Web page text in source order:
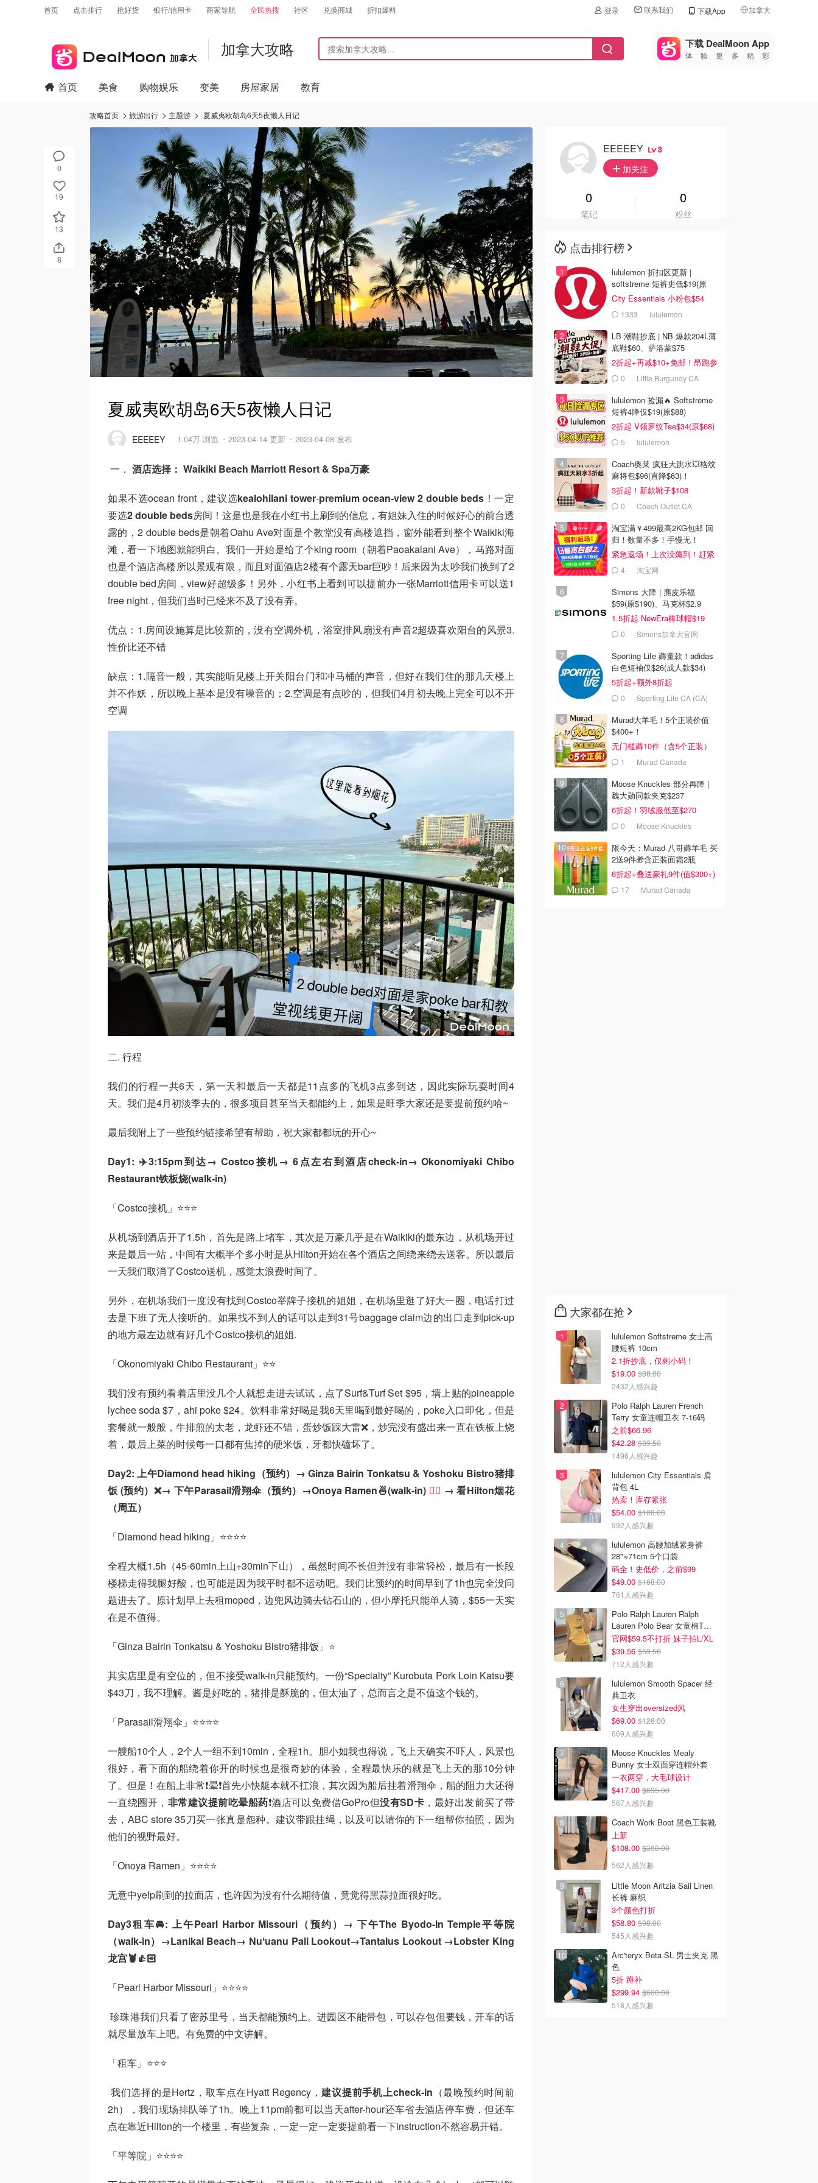
首页 点击排行 抢好货 银行/信用卡 商家导航 全民热搜 社区 兑换商城 折扣爆料 登录 联系我们 下载App 加拿大
🇺🇸
美国
🇨🇳中国
🇮🇹
🇦🇺
加拿大攻略 下载 DealMoon App
体验更多精彩
0
19
13
8
首页 美食 购物娱乐 变美 房屋家居 教育
攻略首页 旅游出行 主题游 夏威夷欧胡岛6天5夜懒人日记
夏威夷欧胡岛6天5夜懒人日记
EEEEEY 1.04万 浏览 2023-04-14 更新 2023-04-08 发布
一． 酒店选择： Waikiki Beach Marriott Resort & Spa万豪
如果不选ocean front，建议选kealohilani tower-premium ocean-view 2 double beds ！一定
要选2 double beds房间！这是也是我在小红书上刷到的信息，有姐妹入住的时候好心的前台透
露的，2 double beds是朝着Oahu Ave对面是个教堂没有高楼遮挡，窗外能看到整个Waikiki海
滩，看一下地图就能明白。我们一开始是给了个king room（朝着Paoakalani Ave），马路对面
也是个酒店高楼所以景观有限，而且对面酒店2楼有个露天bar巨吵！后来因为太吵我们换到了2
double bed房间，view好超级多！另外，小红书上看到可以提前办一张Marriott信用卡可以送1
free night，但我们当时已经来不及了没有弄。
优点：1.房间设施算是比较新的，没有空调外机，浴室排风扇没有声音2超级喜欢阳台的风景3.
性价比还不错
缺点：1.隔音一般，其实能听见楼上开关阳台门和冲马桶的声音，但好在我们住的那几天楼上
并不作妖，所以晚上基本是没有噪音的；2.空调是有点吵的，但我们4月初去晚上完全可以不开
空调
二. 行程
我们的行程一共6天，第一天和最后一天都是11点多的飞机3点多到达，因此实际玩耍时间4
天。我们是4月初淡季去的，很多项目甚至当天都能约上，如果是旺季大家还是要提前预约哈~
最后我附上了一些预约链接希望有帮助，祝大家都都玩的开心~
Day1: ✈️3:15pm到达→ Costco接机→ 6点左右到酒店check-in→ Okonomiyaki Chibo
Restaurant铁板烧(walk-in)
「Costco接机」⭐⭐⭐
从机场到酒店开了1.5h，首先是路上堵车，其次是万豪几乎是在Waikiki的最东边，从机场开过
来是最后一站，中间有大概半个多小时是从Hilton开始在各个酒店之间绕来绕去送客。所以最后
一天我们取消了Costco送机，感觉太浪费时间了。
另外，在机场我们一度没有找到Costco举牌子接机的姐姐，在机场里逛了好大一圈，电话打过
去是下班了无人接听的。如果找不到人的话可以走到31号baggage claim边的出口走到pick-up
的地方最左边就有好几个Costco接机的姐姐.
「Okonomiyaki Chibo Restaurant」⭐⭐
我们没有预约看着店里没几个人就想走进去试试，点了Surf&Turf Set $95，墙上贴的pineapple
lychee soda $7，ahi poke $24。饮料非常好喝是我6天里喝到最好喝的，poke入口即化，但是
套餐就一般般，牛排煎的太老，龙虾还不错，蛋炒饭踩大雷❌，炒完没有盛出来一直在铁板上烧
着，最后上菜的时候每一口都有焦掉的硬米饭，牙都快磕坏了。
Day2: 上午Diamond head hiking（预约）→ Ginza Bairin Tonkatsu & Yoshoku Bistro猪排
饭 (预约）❌→ 下午Parasail滑翔伞（预约）→Onoya Ramen🍜(walk-in) 👍🏻 → 看Hilton烟花
（周五）
「Diamond head hiking」⭐⭐⭐⭐
全程大概1.5h（45-60min上山+30min下山），虽然时间不长但并没有非常轻松，最后有一长段
楼梯走得我腿好酸，也可能是因为我平时都不运动吧。我们比预约的时间早到了1h也完全没问
题进去了。原计划早上去租moped，边兜风边骑去钻石山的，但小摩托只能单人骑，$55一天实
在是不值得。
「Ginza Bairin Tonkatsu & Yoshoku Bistro猪排饭」⭐
其实店里是有空位的，但不接受walk-in只能预约。一份“Specialty” Kurobuta Pork Loin Katsu要
$43刀，我不理解。酱是好吃的，猪排是酥脆的，但太油了，总而言之是不值这个钱的。
「Parasail滑翔伞」⭐⭐⭐⭐
一艘船10个人，2个人一组不到10min，全程1h。胆小如我也得说，飞上天确实不吓人，风景也
很好，看下面的船绕着你开的时候也是很奇妙的体验，全程最快乐的就是飞上天的那10分钟
了。但是！在船上非常❗晕❗首先小快艇本就不扛浪，其次因为船后挂着滑翔伞，船的阻力大还得
一直绕圈开， 非常建议提前吃晕船药❗酒店可以免费借GoPro但没有SD卡 ，最好出发前买了带
去，ABC store 35刀买一张真是怨种。建议带跟挂绳，以及可以请你的下一组帮你拍照，因为
他们的视野最好。
「Onoya Ramen」⭐⭐⭐⭐
无意中yelp刷到的拉面店，也许因为没有什么期待值，竟觉得黑蒜拉面很好吃。
Day3租车🚘: 上午Pearl Harbor Missouri（预约）→ 下午The Byodo-In Temple平等院
（walk-in）→Lanikai Beach→ Nuʻuanu Pali Lookout→Tantalus Lookout →Lobster King
龙宫🦞👍🏻
「Pearl Harbor Missouri」⭐⭐⭐⭐
珍珠港我们只看了密苏里号，当天都能预约上。进园区不能带包，可以存包但要钱，开车的话
就尽量放车上吧。有免费的中文讲解。
「租车」⭐⭐⭐
我们选择的是Hertz，取车点在Hyatt Regency，建议提前手机上check-in （最晚预约时间前
2h），我们现场排队等了1h。晚上11pm前都可以当天after-hour还车省去酒店停车费，但还车
点在靠近Hilton的一个楼里，有些复杂，一定一定一定要提前看一下instruction不然容易开错。
「平等院」⭐⭐⭐⭐
EEEEEY 3
加关注
0
笔记
0
粉丝
点击排行榜
lululemon 折扣区更新 |
softstreme 短裤史低$19(原
$88)
City Essentials 小粉包$54
1333 lululemon
LB 潮鞋抄底 | NB 爆款204L薄
底鞋$60、萨洛蒙$75
2折起+再减$10+免邮！昂跑参
加 0
Little Burgundy CA
lululemon 捡漏🔥 Softstreme
短裤4降仅$19(原$88)
2折起 V领罗纹Tee$34(原$68)
5 lululemon
Coach奥莱 疯狂大跳水💥格纹
麻将包$96(直降$63)！
3折起！新款靴子$108
0 Coach Outlet CA
淘宝满￥499最高2KG包邮 回
归！数量不多！手慢无！
紧急返场！上次没薅到！赶紧
冲 4 淘宝网
Simons 大降 | 麂皮乐福
$59(原$190)、马克杯$2.9
1.5折起 NewEra棒球帽$19
0 Simons加拿大官网
Sporting Life 薅童款！adidas
白色短袖仅$26(成人款$34)
5折起+额外8折起
0 Sporting Life CA (CA)
Murad大羊毛！5个正装价值
$400+！
无门槛薅10件（含5个正装）
1 Murad Canada
Moose Knuckles 部分再降 |
魏大勋同款夹克$237
6折起！羽绒服低至$270
0 Moose Knuckles
限今天：Murad 八哥薅羊毛 买
2送9件🎁含正装面霜2瓶
6折起+叠送豪礼9件(值$300+)
17 Murad Canada
大家都在抢
lululemon Softstreme 女士高
腰短裤 10cm
2.1折抄底，仅剩小码！
$19.00 $88.00
2432人感兴趣
Polo Ralph Lauren French
Terry 女童连帽卫衣 7-16码
之前$66.96
$42.28 $89.50
1496人感兴趣
lululemon City Essentials 肩
背包 4L
热卖！库存紧张
$54.00 $108.00
992人感兴趣
lululemon 高腰加绒紧身裤
28"≈71cm 5个口袋
码全！史低价，之前$99
$49.00 $168.00
761人感兴趣
Polo Ralph Lauren Ralph
Lauren Polo Bear 女童棉T恤
染色 1件
官网$59.5不打折 妹子拍L/XL
$39.56 $59.50
712人感兴趣
lululemon Smooth Spacer 经
典卫衣
女生穿出oversized风
$69.00 $128.00
669人感兴趣
Moose Knuckles Mealy
Bunny 女士双面穿连帽外套
一衣两穿，大毛球设计
$417.00 $695.00
567人感兴趣
Coach Work Boot 黑色工装靴
上新
$108.00 $360.00
562人感兴趣
Little Moon Aritzia Sail Linen
长裤 麻织
3个颜色打折
$58.80 $98.00
545人感兴趣
Arc'teryx Beta SL 男士夹克 黑
色
5折 蹲补
$299.94 $600.00
518人感兴趣